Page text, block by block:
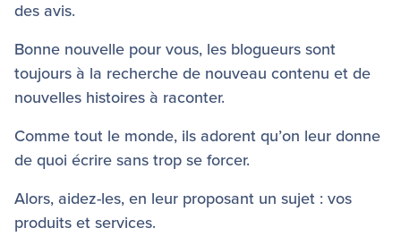
des avis.
Bonne nouvelle pour vous, les blogueurs sont
toujours à la recherche de nouveau contenu et de
nouvelles histoires à raconter.
Comme tout le monde, ils adorent qu’on leur donne
de quoi écrire sans trop se forcer.
Alors, aidez-les, en leur proposant un sujet : vos
produits et services.